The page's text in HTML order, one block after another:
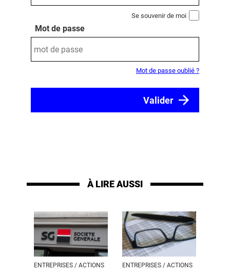
Se souvenir de moi
Mot de passe
Mot de passe oublié ?
À LIRE AUSSI
ENTREPRISES / ACTIONS ENTREPRISES / ACTIONS